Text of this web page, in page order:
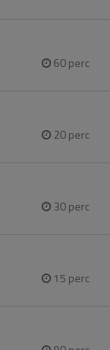
60perc
20perc
30perc
15 perc